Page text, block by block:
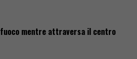
fuoco mentre attraversa il centro